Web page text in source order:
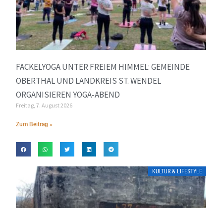
FACKELYOGA UNTER FREIEM HIMMEL: GEMEINDE
OBERTHAL UND LANDKREIS ST. WENDEL
ORGANISIEREN YOGA-ABEND
Freitag, 7. August 2026
Zum Beitrag »
KULTUR & LIFESTYLE